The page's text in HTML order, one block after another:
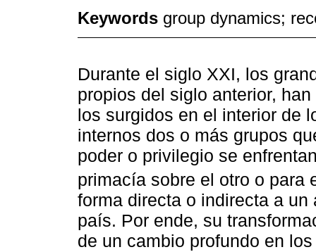
Keywords group dynamics;
Durante el siglo XXI, los
propios del siglo anterior,
los surgidos en el interior de
internos dos o más grupos
poder o privilegio se
primacía sobre el otro o para
forma directa o indirecta a
país. Por ende, su
de un cambio profundo en